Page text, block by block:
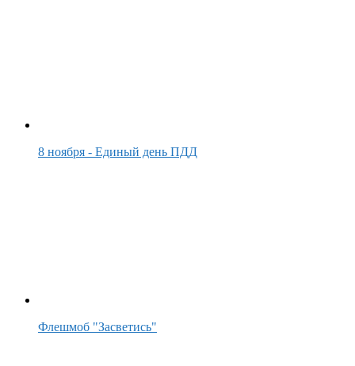
8 ноября - Единый день ПДД
Флешмоб "Засветись"